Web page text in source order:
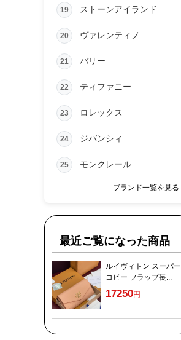
19 ストーンアイランド
20 ヴァレンティノ
21 バリー
22 ティファニー
23 ロレックス
24 ジバンシィ
25 モンクレール
ブランド一覧を見る
最近ご覧になった商品
ルイヴィトン スーパー
コピー フラップ長...
17250円